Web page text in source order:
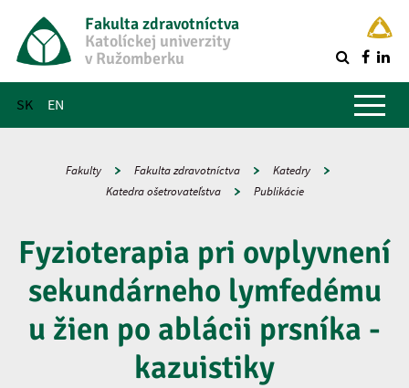
Fakulta zdravotníctva
Katolíckej univerzity
v Ružomberku
SK EN
Hlavné menu
Fakulty Fakulta zdravotníctva
Katedry
Katedra ošetrovateľstva
Publikácie
Fyzioterapia pri ovplyvnení
sekundárneho lymfedému
u žien po ablácii prsníka -
kazuistiky